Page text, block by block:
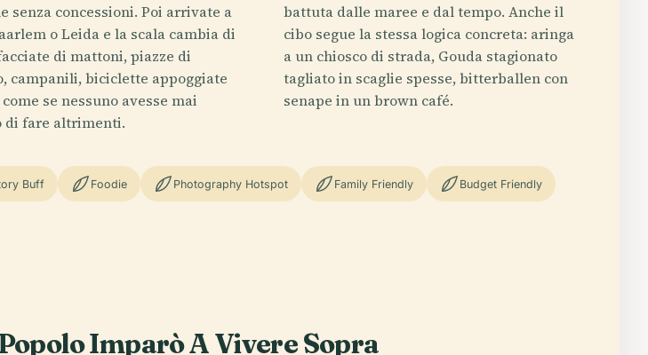
senza concessioni. Poi arrivate a
o Leida e la scala cambia di
di mattoni, piazze di
campanili, biciclette appoggiate
se nessuno avesse mai
di fare altrimenti.
battuta dalle maree e dal tempo. Anche il
cibo segue la stessa logica concreta: aringa
a un chiosco di strada, Gouda stagionato
tagliato in scaglie spesse, bitterballen con
senape in un brown café.
Buff Foodie Photography Hotspot Family Friendly Budget Friendly
Imparò A Vivere Sopra